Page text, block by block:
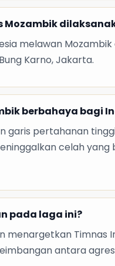
Mozambik
melawan
Karno, Jakarta.
berbahaya bagi
garis pertahanan
celah
pada laga ini?
menargetkan Timnas
antara